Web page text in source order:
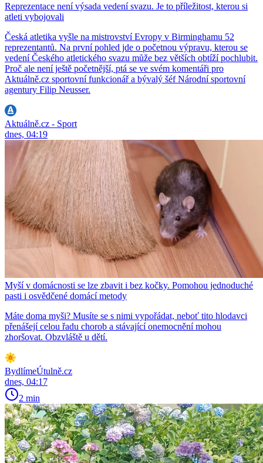
Reprezentace není výsada vedení svazu. Je to příležitost, kterou si
atleti vybojovali
Česká atletika vyšle na mistrovství Evropy v Birminghamu 52
reprezentantů. Na první pohled jde o početnou výpravu, kterou se
vedení Českého atletického svazu může bez větších obtíží pochlubit.
Proč ale není ještě početnější, ptá se ve svém komentáři pro
Aktuálně.cz sportovní funkcionář a bývalý šéf Národní sportovní
agentury Filip Neusser.
Aktuálně.cz - Sport
dnes, 04:19
Myší v domácnosti se lze zbavit i bez kočky. Pomohou jednoduché
pasti i osvědčené domácí metody
Máte doma myši? Musíte se s nimi vypořádat, neboť tito hlodavci
přenášejí celou řadu chorob a stávající onemocnění mohou
zhoršovat. Obzvláště u dětí.
BydlímeÚtulně.cz
dnes, 04:17
2 min